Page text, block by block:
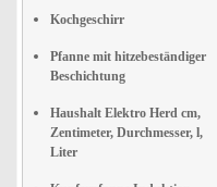
Kochgeschirr
Pfanne mit hitzebeständiger
Beschichtung
Haushalt Elektro Herd cm,
Zentimeter, Durchmesser, l,
Liter